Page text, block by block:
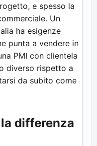
e spesso la
Un
ha esigenze
punta a vendere in
PMI con clientela
diverso rispetto a
da subito come
differenza